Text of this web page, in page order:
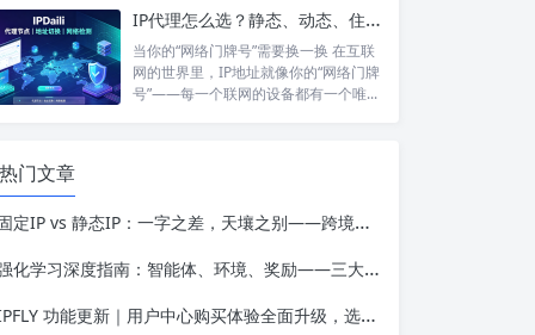
IP代理怎么选？静态、动态、住宅、机房——别再傻傻分不清，这篇帮你彻底搞懂
当你的“网络门牌号”需要换一换 在互联
网的世界里，IP地址就像你的“网络门牌
号”——每一个联网的设备都有一个唯...
热门文章
定IP vs 静态IP：一字之差，天壤之别——跨境业务选错IP类型的代价有多高？
化学习深度指南：智能体、环境、奖励——三大要素如何驱动AI自主进化？
功能更新｜用户中心购买体验全面升级，选购代理IP更高效、更便捷